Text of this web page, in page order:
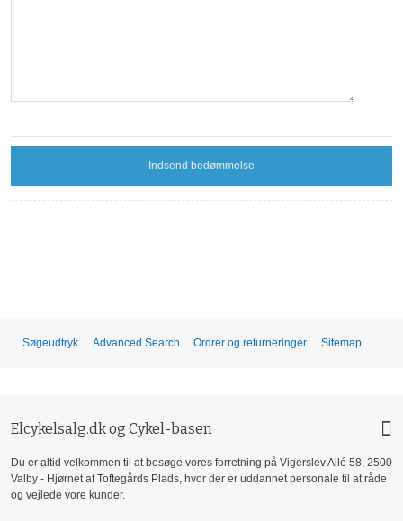
Indsend bedømmelse
Søgeudtryk Advanced Search Ordrer og returneringer Sitemap
Elcykelsalg.dk og Cykel-basen
Du er altid velkommen til at besøge vores forretning på Vigerslev Allé 58, 2500
Valby - Hjørnet af Toftegårds Plads, hvor der er uddannet personale til at råde
og vejlede vore kunder.